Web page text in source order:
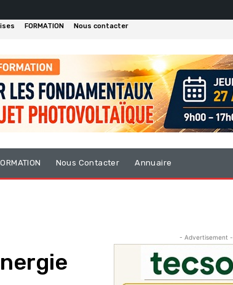
FORMATION
Nous contacter
Nous Contacter Annuaire
- Advertisement -